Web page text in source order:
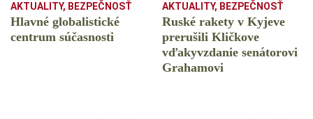
AKTUALITY, BEZPEČNOSŤ
Hlavné globalistické
centrum súčasnosti
AKTUALITY, BEZPEČNOSŤ
Ruské rakety v Kyjeve
prerušili Kličkove
vďakyvzdanie senátorovi
Grahamovi